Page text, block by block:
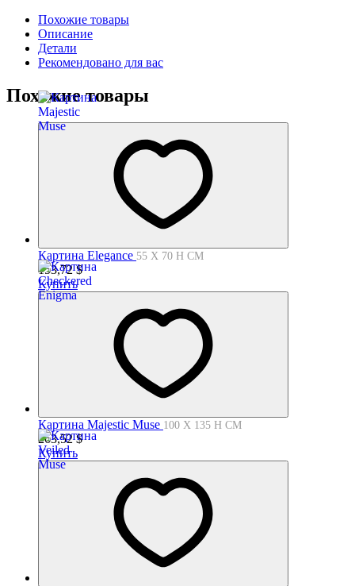
Похожие товары
Описание
Детали
Рекомендовано для вас
Похожие товары
Картина Elegance 55 X 70 H СМ
153,72$
Купить
Картина Majestic Muse 100 X 135 H СМ
263,52$
Купить